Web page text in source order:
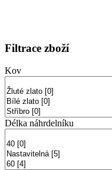
Filtrace zboží
Kov
Délka náhrdelníku